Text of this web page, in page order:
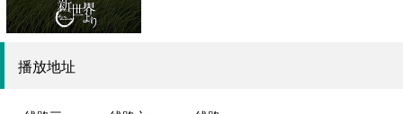
播放地址